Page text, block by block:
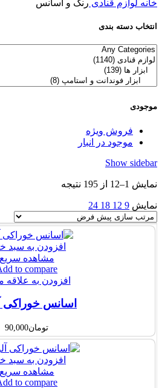
خانه لوازم قنادی رنگ و اسانس
انتخاب دسته بندی
موجودی
فروش ویژه
موجود در انبار
Show sidebar
نمایش 1–12 از 195 نتیجه
نمایش 9
12
18
24
افزودن به سبد
مشاهده سریع
to compare
افزودن به علاقه
اسانس خوراکی
تومان90,000
افزودن به سبد
مشاهده سریع
to compare